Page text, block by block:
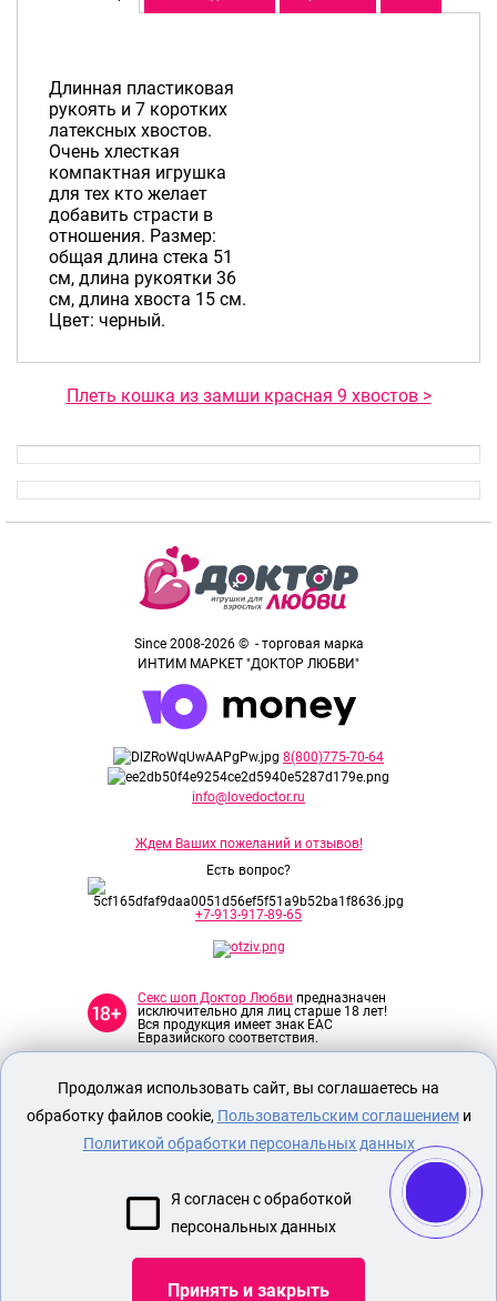
Длинная пластиковая
рукоять и 7 коротких
латексных хвостов.
Очень хлесткая
компактная игрушка
для тех кто желает
добавить страсти в
отношения. Размер:
общая длина стека 51
см, длина рукоятки 36
см, длина хвоста 15 см.
Цвет: черный.
Плеть кошка из замши красная 9 хвостов >
Since 2008-2026 © - торговая марка
ИНТИМ МАРКЕТ "ДОКТОР ЛЮБВИ"
8(800)775-70-64
info@lovedoctor.ru
Ждем Ваших пожеланий и отзывов!
Есть вопрос?
+7-913-917-89-65
Секс шоп Доктор Любви предназначен
исключительно для лиц старше 18 лет!
Вся продукция имеет знак EAC
Евразийского соответствия.
О МАГАЗИНЕ
ОПЛАТА И ДОСТАВКА
СЕКС ИГРУШКИ
ТУФЛИ ДЛЯ СТРИПТИЗА
Продолжая использовать сайт, вы соглашаетесь на
обработку файлов cookie, Пользовательским соглашениеми
Политикой обработки персональных данных
Я согласен с обработкой
персональных данных
Принять и закрыть